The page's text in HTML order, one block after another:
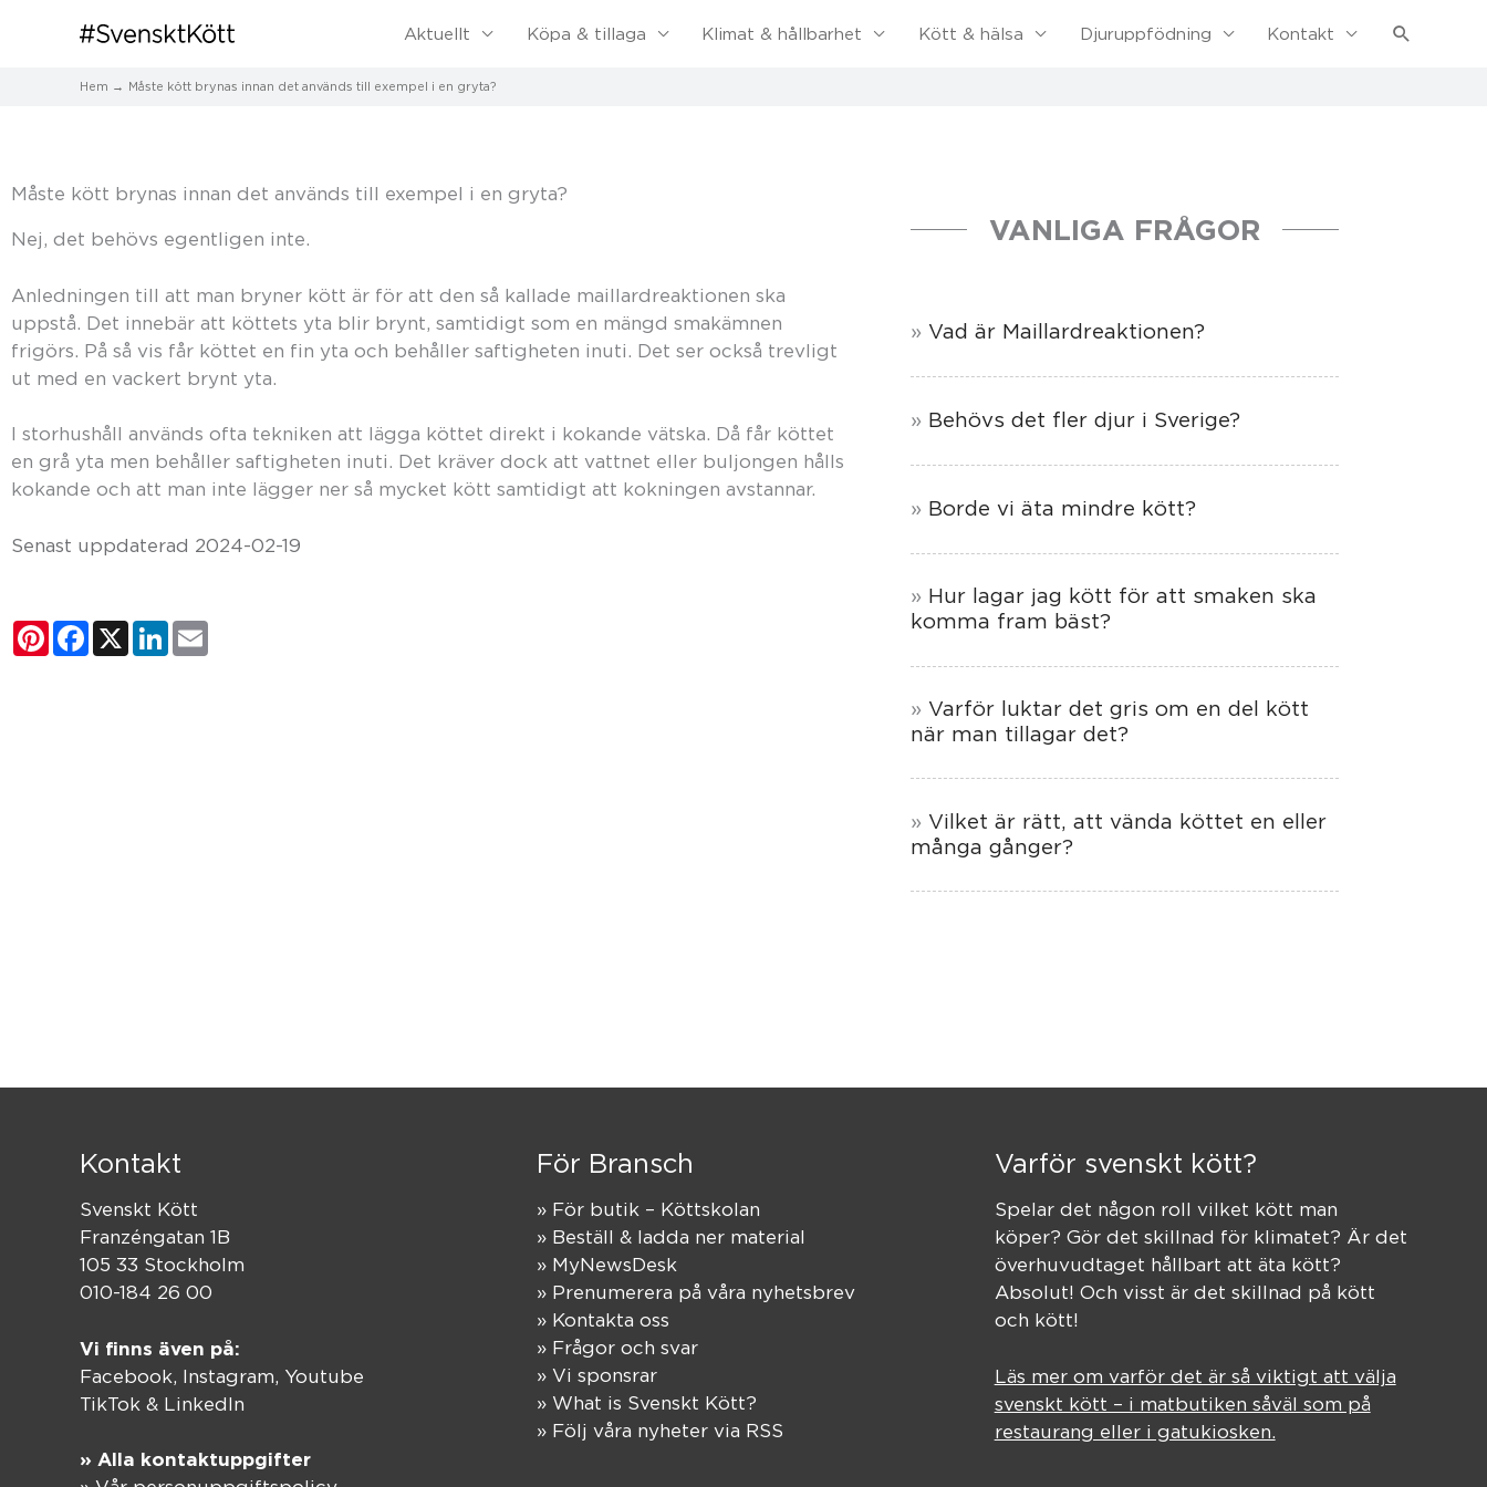
Aktuellt Köpa & tillaga Klimat & hållbarhet Kött & hälsa Djuruppfödning Kontakt Sök
Hem Måste kött brynas innan det används till exempel i en gryta?
Måste kött brynas innan det används till exempel i en gryta?
Nej, det behövs egentligen inte.
Anledningen till att man bryner kött är för att den så kallade maillardreaktionen ska
uppstå. Det innebär att köttets yta blir brynt, samtidigt som en mängd smakämnen
frigörs. På så vis får köttet en fin yta och behåller saftigheten inuti. Det ser också trevligt
ut med en vackert brynt yta.
I storhushåll används ofta tekniken att lägga köttet direkt i kokande vätska. Då får köttet
en grå yta men behåller saftigheten inuti. Det kräver dock att vattnet eller buljongen hålls
kokande och att man inte lägger ner så mycket kött samtidigt att kokningen avstannar.
Senast uppdaterad 2024-02-19
PinterestFacebook
X LinkedIn
VANLIGA FRÅGOR
Vad är Maillardreaktionen?
Behövs det fler djur i Sverige?
Borde vi äta mindre kött?
Hur lagar jag kött för att smaken ska
komma fram bäst?
Varför luktar det gris om en del kött
när man tillagar det?
Vilket är rätt, att vända köttet en eller
många gånger?
Kontakt
Svenskt Kött
Franzéngatan 1B
105 33 Stockholm
010-184 26 00
Vi finns även på:
Facebook, Instagram, Youtube
TikTok & LinkedIn
» Alla kontaktuppgifter
För Bransch
» För butik – Köttskolan
» Beställ & ladda ner material
» MyNewsDesk
» Prenumerera på våra nyhetsbrev
» Kontakta oss
» Frågor och svar
» Vi sponsrar
» What is Svenskt Kött?
» Följ våra nyheter via RSS
Varför svenskt kött?
Spelar det någon roll vilket kött man
köper? Gör det skillnad för klimatet? Är det
överhuvudtaget hållbart att äta kött?
Absolut! Och visst är det skillnad på kött
och kött!
Läs mer om varför det är så viktigt att välja
svenskt kött – i matbutiken såväl som på
restaurang eller i gatukiosken.